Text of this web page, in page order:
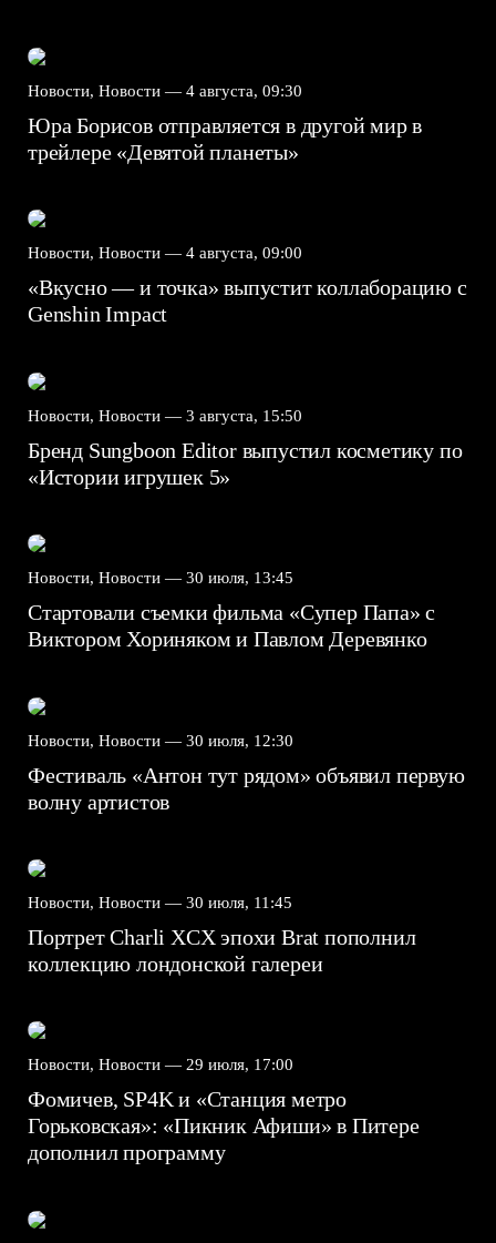
Новости, Новости — 4 августа, 09:30
Юра Борисов отправляется в другой мир в
трейлере «Девятой планеты»
Новости, Новости — 4 августа, 09:00
«Вкусно — и точка» выпустит коллаборацию с
Genshin Impact⁠⁠
Новости, Новости — 3 августа, 15:50
Бренд Sungboon Editor выпустил косметику по
«Истории игрушек 5»
Новости, Новости — 30 июля, 13:45
Стартовали съемки фильма «Супер Папа» с
Виктором Хориняком и Павлом Деревянко
Новости, Новости — 30 июля, 12:30
Фестиваль «Антон тут рядом» объявил первую
волну артистов
Новости, Новости — 30 июля, 11:45
Портрет Charli XCX эпохи Brat пополнил
коллекцию лондонской галереи
Новости, Новости — 29 июля, 17:00
Фомичев, SP4K и «Станция метро
Горьковская»: «Пикник Афиши» в Питере
дополнил программу